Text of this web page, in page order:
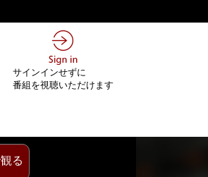
サインインせずに
番組を視聴いただけます
る